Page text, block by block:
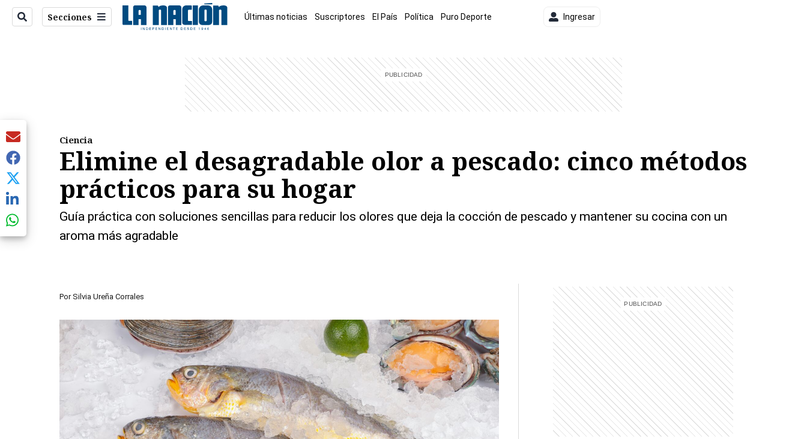
Secciones Últimas noticias Suscriptores El País Política Puro Deporte Ingresar
Ciencia
Elimine el desagradable olor a pescado: cinco métodos
prácticos para su hogar
Guía práctica con soluciones sencillas para reducir los olores que deja la cocción de pescado y mantener su cocina con un
aroma más agradable
Por Silvia Ureña Corrales